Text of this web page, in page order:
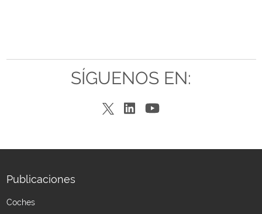
SÍGUENOS EN:
Publicaciones
Coches